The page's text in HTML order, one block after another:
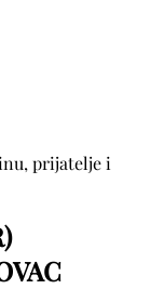
prijatelje i